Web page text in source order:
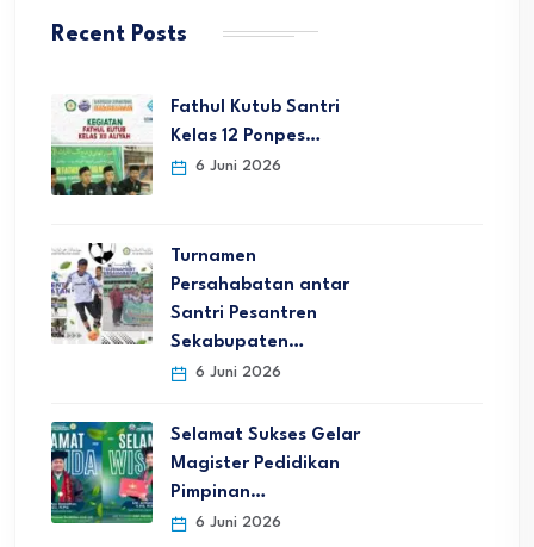
Recent Posts
Fathul Kutub Santri
Kelas 12 Ponpes…
6 Juni 2026
Turnamen
Persahabatan antar
Santri Pesantren
Sekabupaten…
6 Juni 2026
Selamat Sukses Gelar
Magister Pedidikan
Pimpinan…
6 Juni 2026